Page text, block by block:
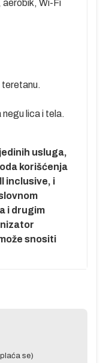
aerobik, Wi-Fi
lica i tela.
usluga,
korišćenja
inclusive, i
i drugim
snositi
se)